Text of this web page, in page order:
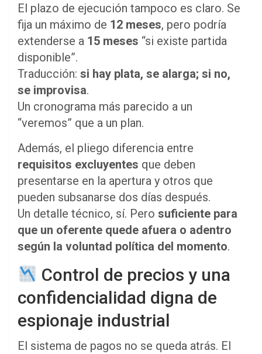
El plazo de ejecución tampoco es claro. Se
fija un máximo de 12 meses, pero podría
extenderse a 15 meses “si existe partida
disponible”.
Traducción: si hay plata, se alarga; si no,
se improvisa.
Un cronograma más parecido a un
“veremos” que a un plan.
Además, el pliego diferencia entre
requisitos excluyentes que deben
presentarse en la apertura y otros que
pueden subsanarse dos días después.
Un detalle técnico, sí. Pero suficiente para
que un oferente quede afuera o adentro
según la voluntad política del momento.
Control de precios y una
confidencialidad digna de
espionaje industrial
El sistema de pagos no se queda atrás. El